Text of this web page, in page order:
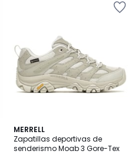
MERRELL
Zapatillas deportivas de
senderismo Moab 3 Gore-Tex